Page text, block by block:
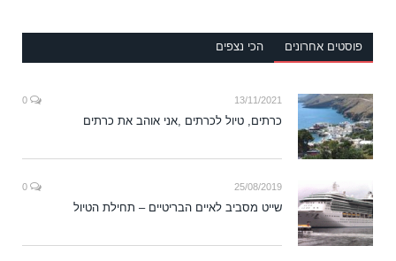
פוסטים אחרונים הכי נצפים
13/11/2021
כרתים, טיול לכרתים ,אני אוהב את כרתים
25/08/2019
שייט מסביב לאיים הבריטיים – תחילת הטיול